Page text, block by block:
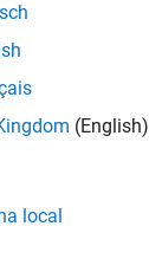
(English)
local